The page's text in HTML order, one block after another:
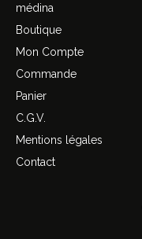
médina
Boutique
Mon Compte
Commande
Panier
C.G.V.
Mentions légales
Contact